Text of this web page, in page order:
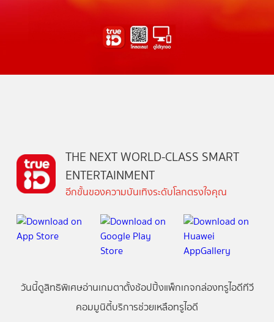
THE NEXT WORLD-CLASS SMART
ENTERTAINMENT
อีกขั้นของความบันเทิงระดับโลกตรงใจคุณ
วันนี้ดูสิทธิพิเศษอ่านเกมตาตั้งช้อปปิ้งแพ็กเกจกล่องทรูไอดีทีวี
คอมมูนิตี้บริการช่วยเหลือทรูไอดี